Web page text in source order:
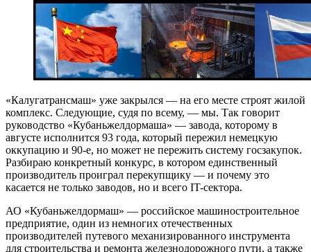
«Калугатрансмаш» уже закрылся — на его месте строят жилой
комплекс. Следующие, судя по всему, — мы. Так говорит
руководство «Кубаньжелдормаша» — завода, которому в
августе исполнится 93 года, который пережил немецкую
оккупацию и 90-е, но может не пережить систему госзакупок.
Разбираю конкретный конкурс, в котором единственный
производитель проиграл перекупщику — и почему это
касается не только заводов, но и всего IT-сектора.
АО «Кубаньжелдормаш» — российское машиностроительное
предприятие, один из немногих отечественных
производителей путевого механизированного инструмента
для строительства и ремонта железнодорожного пути, а также